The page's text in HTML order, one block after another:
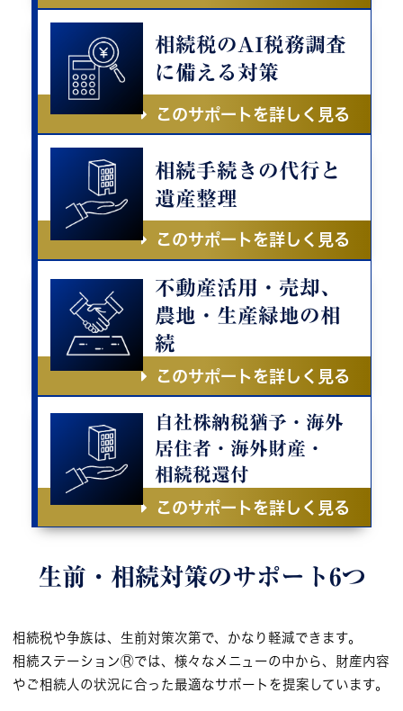
相続税のAI税務調査
に備える対策
このサポートを詳しく見る
相続手続きの代行と
遺産整理
このサポートを詳しく見る
不動産活用・売却、
農地・生産緑地の相
続
このサポートを詳しく見る
自社株納税猶予・海外
居住者・海外財産・
相続税還付
このサポートを詳しく見る
生前・相続対策のサポート6つ
相続税や争族は、生前対策次第で、かなり軽減できます。
相続ステーションⓇでは、様々なメニューの中から、財産内容
やご相続人の状況に合った最適なサポートを提案しています。